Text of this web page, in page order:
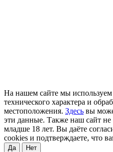
На нашем сайте мы
технического характера и
местоположения. Здесь вы
эти данные. Также наш сайт не
младше 18 лет. Вы даёте
cookies и подтверждаете, что
Да Нет